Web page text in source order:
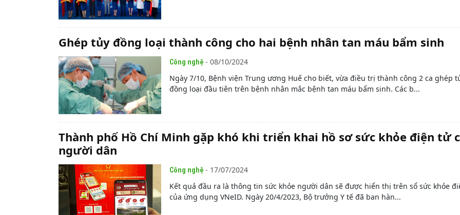
Ghép tủy đồng loại thành công cho hai bệnh nhân tan máu bẩm sinh
Công nghệ - 08/10/2024
Ngày 7/10, Bệnh viện Trung ương Huế cho biết, vừa điều trị thành công 2 ca ghép
đồng loại đầu tiên trên bệnh nhân mắc bệnh tan máu bẩm sinh. Các b...
Thành phố Hồ Chí Minh gặp khó khi triển khai hồ sơ sức khỏe điện tử
người dân
Công nghệ - 17/07/2024
Kết quả đầu ra là thông tin sức khỏe người dân sẽ được hiển thị trên sổ sức khỏe
của ứng dụng VNeID. Ngày 20/4/2023, Bộ trưởng Y tế đã ban hàn...